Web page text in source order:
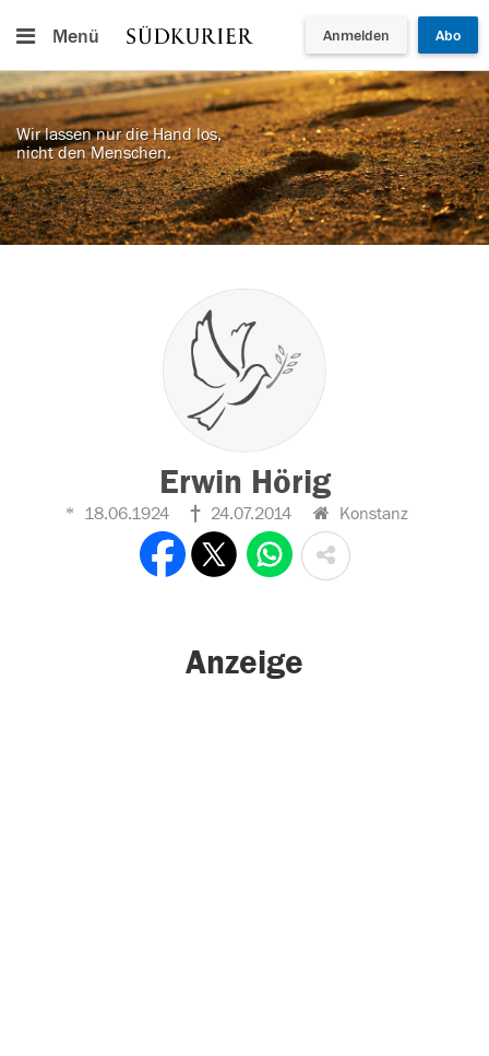
Menü Anmelden Abo
Wir lassen nur die Hand los,
nicht den Menschen.
Erwin Hörig
18.06.1924 24.07.2014 Konstanz
Anzeige